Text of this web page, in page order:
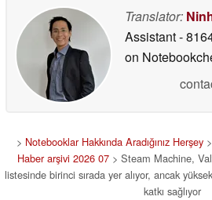
Translator:
Assistant-
on
> Notebooklar Hakkında Aradığınız Herşey >
Haber arşivi 2026 07> Steam Machine,
listesinde birinci sırada yer alıyor, ancak
katkı sağlıyor